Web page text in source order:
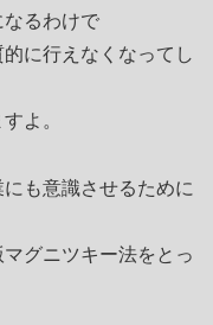
るわけで
に行えなくなってし
よ。
も意識させるために
グニツキー法をとっ